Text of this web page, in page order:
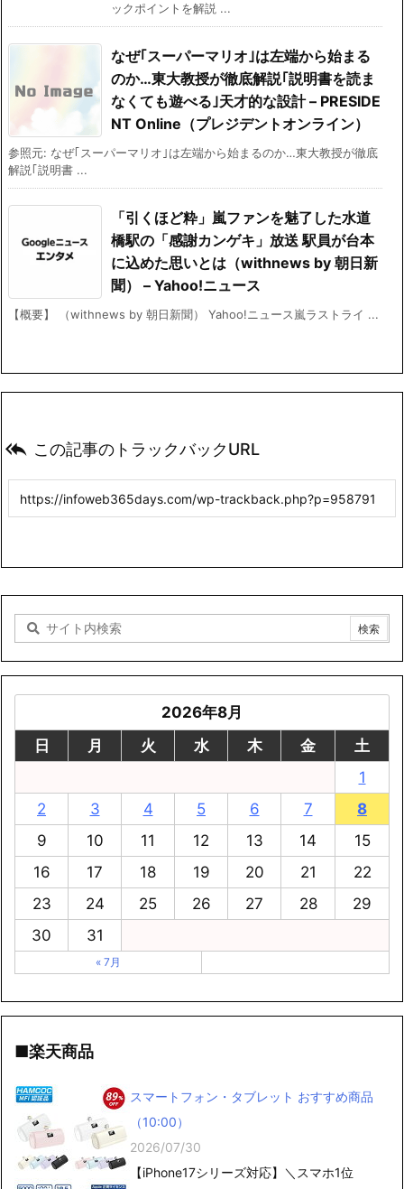
ックポイントを解説 ...
なぜ｢スーパーマリオ｣は左端から始まる
のか…東大教授が徹底解説｢説明書を読ま
なくても遊べる｣天才的な設計 – PRESIDE
NT Online（プレジデントオンライン）
参照元: なぜ｢スーパーマリオ｣は左端から始まるのか…東大教授が徹底
解説｢説明書 ...
「引くほど粋」嵐ファンを魅了した水道
橋駅の「感謝カンゲキ」放送 駅員が台本
に込めた思いとは（withnews by 朝日新
聞） – Yahoo!ニュース
【概要】 （withnews by 朝日新聞） Yahoo!ニュース嵐ラストライ ...
 この記事のトラックバックURL
2026年8月
日
月 火 水 木 金
土
1
2
3 4 5 6 7
8
9
10 11 12 13 14
15
16
17 18 19 20 21
22
23
24 25 26 27 28
29
30
31
« 7月
■楽天商品
スマートフォン・タブレット おすすめ商品
（10:00）
2026/07/30
【iPhone17シリーズ対応】＼スマホ1位